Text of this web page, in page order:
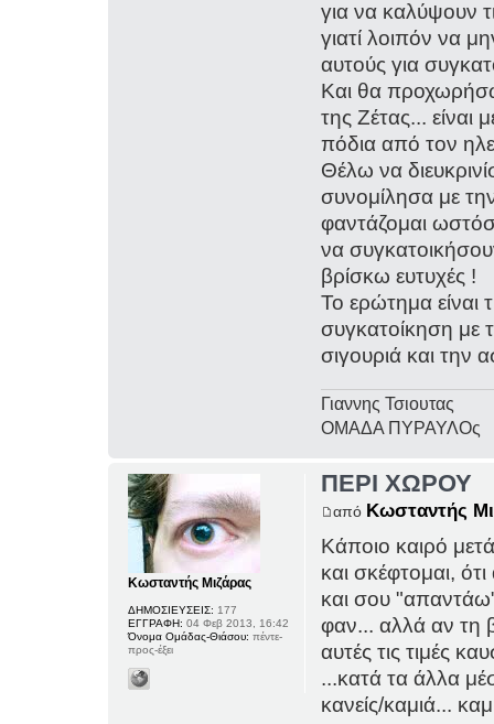
για να καλύψουν
γιατί λοιπόν να
αυτούς για
Και θα
της Ζέτας... είναι
πόδια από τον
Θέλω να
συνομίλησα με
φαντάζομαι
να
βρίσκω ευτυχές !
Το ερώτημα είναι
συγκατοίκηση με
σιγουριά και την
Γιαννης Τσιουτας
ΟΜΑΔΑ ΠΥΡΑΥΛΟς
ΠΕΡΙ ΧΩΡΟΥ
από Κωσταντής
Κάποιο καιρό
και σκέφτομαι,
και σου
φαν... αλλά αν τη
αυτές τις τιμές
...κατά τα άλλα
κανείς/καμιά...
Κωσταντής Μιζάρας
ΔΗΜΟΣΙΕΥΣΕΙΣ: 177
ΕΓΓΡΑΦΗ: 04 Φεβ 2013, 16:42
Όνομα Ομάδας-Θιάσου: πέντε-
προς-έξει